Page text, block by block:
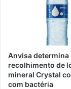
Anvisa determina
recolhimento de
mineral Crystal
com bactéria